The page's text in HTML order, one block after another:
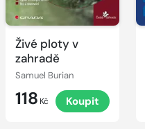
Živé ploty v
zahradě
Samuel Burian
118 Kč Koupit